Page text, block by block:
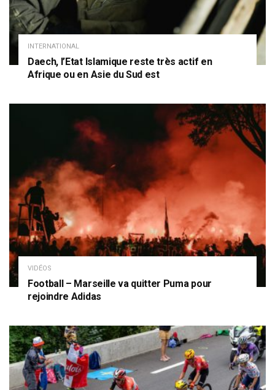
INTERNATIONAL
Daech, l’Etat Islamique reste très actif en
Afrique ou en Asie du Sud est
VIDÉOS
Football – Marseille va quitter Puma pour
rejoindre Adidas